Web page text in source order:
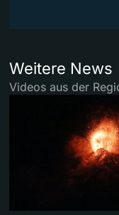
Weitere News
Videos aus der